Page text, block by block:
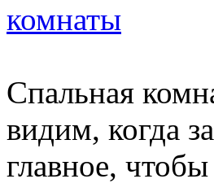
комнаты
Спальная
видим, когда
главное,